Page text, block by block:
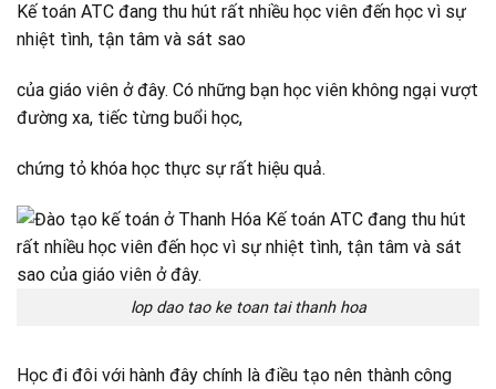
Kế toán ATC đang thu hút rất nhiều học viên đến học vì sự
nhiệt tình, tận tâm và sát sao
của giáo viên ở đây. Có những bạn học viên không ngại vượt
đường xa, tiếc từng buổi học,
chứng tỏ khóa học thực sự rất hiệu quả.
lop dao tao ke toan tai thanh hoa
Học đi đôi với hành đây chính là điều tạo nên thành công